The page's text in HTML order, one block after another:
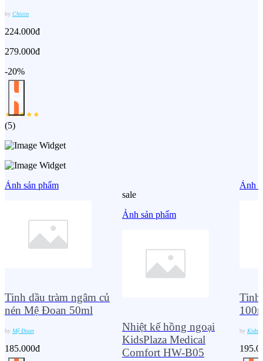
by Chicco
224.000đ
279.000đ
-20%
(5)
Ảnh sản phẩm
Tinh dầu tràm ngâm củ
nén Mệ Đoan 50ml
by Mệ Đoan
185.000đ
sale
Ảnh sản phẩm
Nhiệt kế hồng ngoại
KidsPlaza Medical
Comfort HW-B05
Ảnh
Tinh
by